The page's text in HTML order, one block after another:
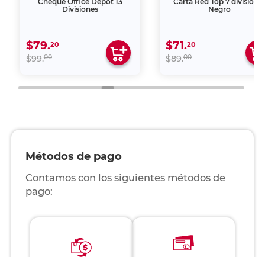
Divisiones
$79.20
$99.00
Negro
$71.20
$89.00
Métodos de pago
Contamos con los siguientes métodos de
pago: